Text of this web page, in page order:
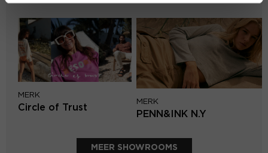
MERK
Circle of Trust
MERK
PENN&INK N.Y
MEER SHOWROOMS